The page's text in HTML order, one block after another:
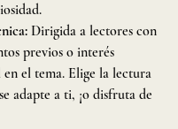
Dirigida a lectores con
previos o interés
el tema. Elige la lectura
adapte a ti, ¡o disfruta de